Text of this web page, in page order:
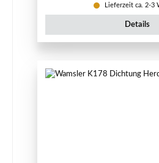
Lieferzeit ca. 2-3
Details